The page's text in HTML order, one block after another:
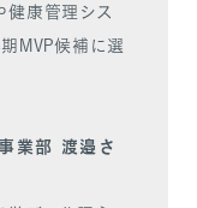
健康管理シス
MVP候補に選
業部 渡邉さ